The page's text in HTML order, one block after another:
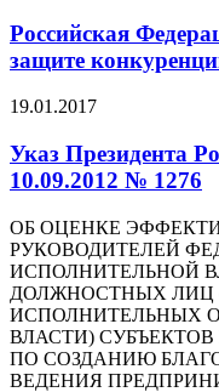
Российская
защите
19.01.2017
Указ Президента
10.09.2012 № 1276
ОБ ОЦЕНКЕ
РУКОВОДИТЕЛЕЙ
ИСПОЛНИТЕЛЬНОЙ
ДОЛЖНОСТНЫХ ЛИЦ
ИСПОЛНИТЕЛЬНЫХ
ВЛАСТИ)
ПО СОЗДАНИЮ
ВЕДЕНИЯ